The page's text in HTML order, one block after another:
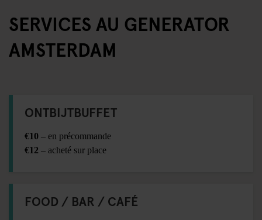
SERVICES AU GENERATOR
AMSTERDAM
ONTBIJTBUFFET
€10 – en précommande
€12 – acheté sur place
FOOD / BAR / CAFÉ